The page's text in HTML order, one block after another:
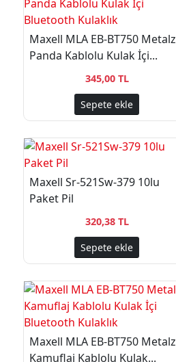
Maxell MLA EB-BT750 Metalz
Panda Kablolu Kulak İçi...
345,00 TL
Sepete ekle
Maxell Sr-521Sw-379 10lu
Paket Pil
320,38 TL
Sepete ekle
Maxell MLA EB-BT750 Metalz
Kamuflaj Kablolu Kulak...